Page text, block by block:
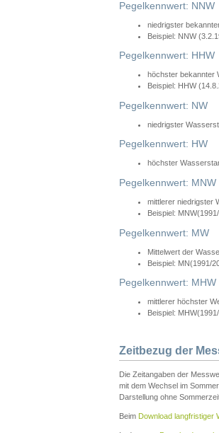
Pegelkennwert: NNW
niedrigster
Beispiel: NNW
Pegelkennwert: HHW
höchster bekannter
Beispiel: HHW
Pegelkennwert: NW
niedrigster
Pegelkennwert: HW
höchster
Pegelkennwert: MNW
mittlerer niedrigster
Beispiel:
Pegelkennwert: MW
Mittelwert der
Beispiel: MN(1991/
Pegelkennwert: MHW
mittlerer höchster
Beispiel:
Zeitbezug der
Die Zeitangaben der
mit dem Wechsel im
Darstellung ohne
Beim Download langfristiger